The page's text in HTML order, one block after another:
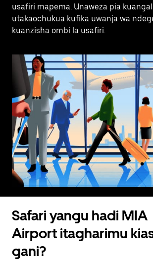
usafiri mapema. Unaweza pia
utakaochukua kufika uwanja wa
kuanzisha ombi la usafiri.
Safari yangu hadi MIA
Airport itagharimu
gani?